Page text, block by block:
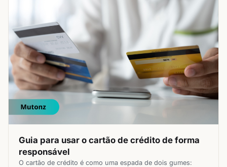
Guia para usar o cartão de crédito de forma
responsável
O cartão de crédito é como uma espada de dois gumes: